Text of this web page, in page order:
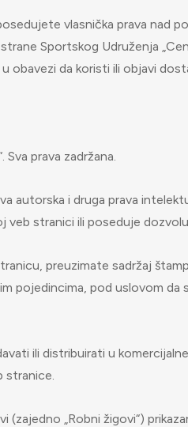
vlasnička prava nad
Sportskog Udruženja
obavezi da koristi ili objavi
prava zadržana.
autorska i druga prava
veb stranici ili poseduje
preuzimate sadržaj
pojedincima, pod uslovom
ili distribuirati u
stranice.
(zajedno „Robni žigovi“)